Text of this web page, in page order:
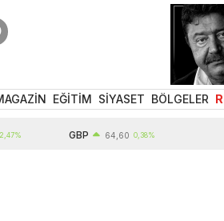
EĞİTİM SİYASET BÖLGELER
64,60 0,38%